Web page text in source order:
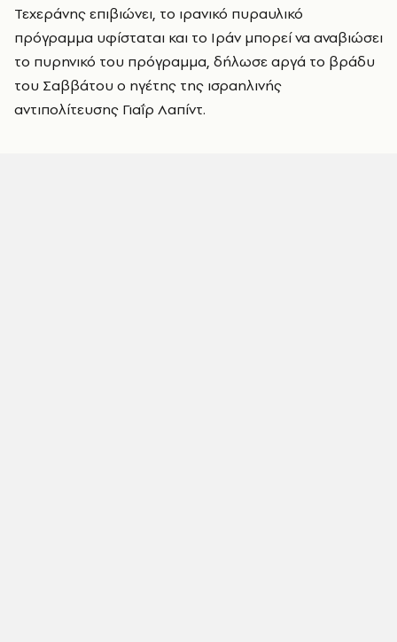
Τεχεράνης επιβιώνει, το ιρανικό πυραυλικό
πρόγραμμα υφίσταται και το Ιράν μπορεί να αναβιώσει
το πυρηνικό του πρόγραμμα, δήλωσε αργά το βράδυ
του Σαββάτου ο ηγέτης της ισραηλινής
αντιπολίτευσης Γιαΐρ Λαπίντ.